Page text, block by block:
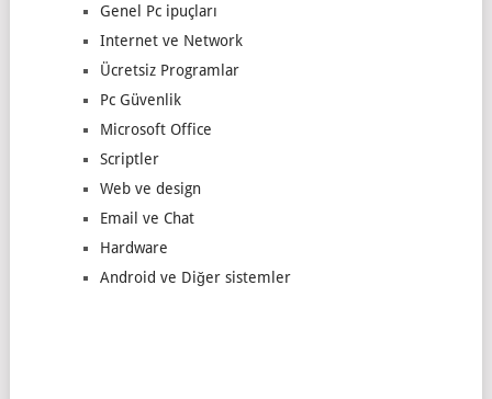
Genel Pc ipuçları
Internet ve Network
Ücretsiz Programlar
Pc Güvenlik
Microsoft Office
Scriptler
Web ve design
Email ve Chat
Hardware
Android ve Diğer sistemler